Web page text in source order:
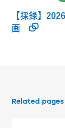
【採録】
画
Related pages